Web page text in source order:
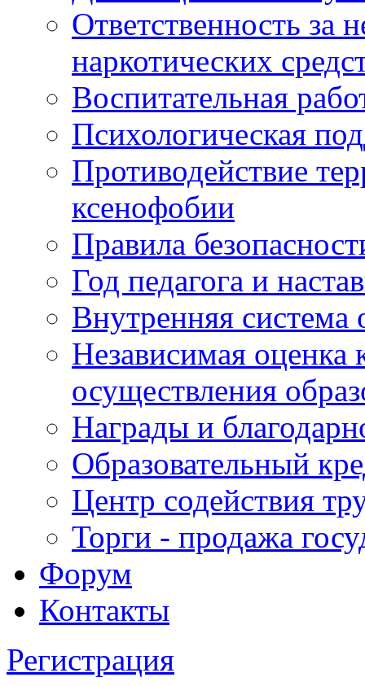
Ответственность за
наркотических
Воспитательная
Психологическая
Противодействие
ксенофобии
Правила
Год педагога и
Внутренняя система
Независимая оценка
осуществления
Награды и
Образовательный
Центр содействия
Торги - продажа
Форум
Контакты
Регистрация